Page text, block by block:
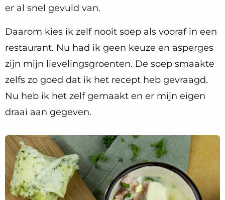
er al snel gevuld van.
Daarom kies ik zelf nooit soep als vooraf in een
restaurant. Nu had ik geen keuze en asperges
zijn mijn lievelingsgroenten. De soep smaakte
zelfs zo goed dat ik het recept heb gevraagd.
Nu heb ik het zelf gemaakt en er mijn eigen
draai aan gegeven.